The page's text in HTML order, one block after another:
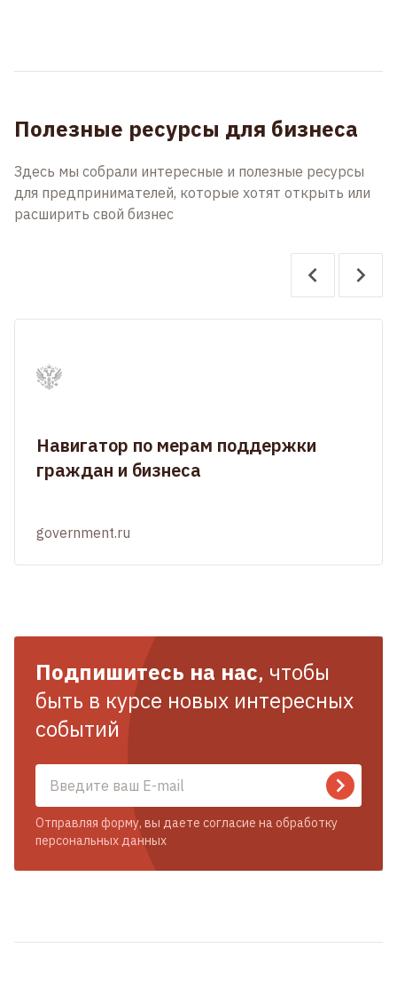
Полезные ресурсы для бизнеса
Здесь мы собрали интересные и полезные ресурсы
для предпринимателей, которые хотят открыть или
расширить свой бизнес
Навигатор по мерам поддержки
граждан и бизнеса
government.ru
Подпишитесь на нас, чтобы
быть в курсе новых интересных
событий
Отправляя форму, вы даете согласие на обработку
персональных данных